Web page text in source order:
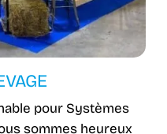
pour Systèmes
sommes heureux